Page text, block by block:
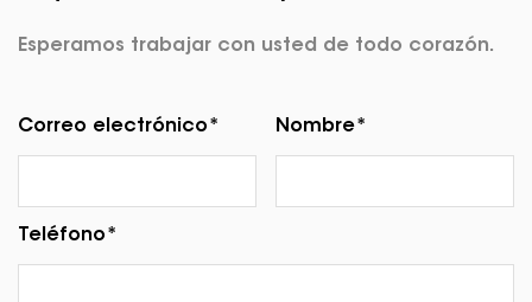
Esperamos trabajar con usted de todo corazón.
Correo electrónico* Nombre*
Teléfono*